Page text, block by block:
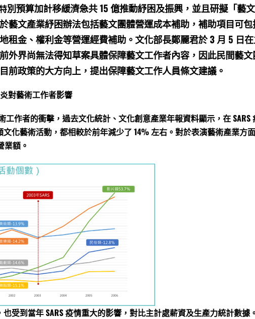
別預算加計移緩濟急共 15 億推動紓困及振興，並且研擬「藝
藝文產業紓困辦法包括藝文團體營運成本補助，補助項目可
租金、權利金等營運經費補助。文化部長鄭麗君於 3 月 5 日
外界尚無法得知草案具體保障藝文工作者內容，因此民間藝
前政策的大方向上，提出保障藝文工作人員條文建議。
對藝術工作者影響
工作者的衝擊，過去文化統計、文化創意產業年報資料顯示，在
化藝術活動，都相較於前年減少了 14% 左右。對於表演藝術產業方
業額。
受到當年 SARS 疫情重大的影響，對比主計處薪資及生產力統計數據